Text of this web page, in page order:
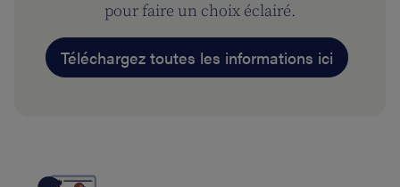
pour faire un choix éclairé.
Téléchargez toutes les informations ici